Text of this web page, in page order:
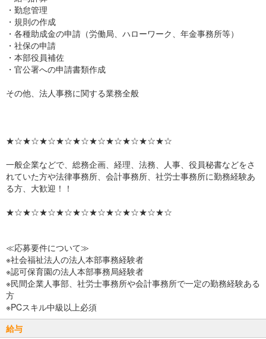
・勤怠管理
・規則の作成
・各種助成金の申請（労働局、ハローワーク、年金事務所等）
・社保の申請
・本部役員補佐
・官公署への申請書類作成
その他、法人事務に関する業務全般
★☆★☆★☆★☆★☆★☆★☆★☆★☆★☆
一般企業などで、総務企画、経理、法務、人事、役員秘書などをさ
れていた方や法律事務所、会計事務所、社労士事務所に勤務経験あ
る方、大歓迎！！
★☆★☆★☆★☆★☆★☆★☆★☆★☆★☆
≪応募要件について≫
※社会福祉法人の法人本部事務経験者
※認可保育園の法人本部事務局経験者
※民間企業人事部、社労士事務所や会計事務所で一定の勤務経験ある
方
※PCスキル中級以上必須
給与